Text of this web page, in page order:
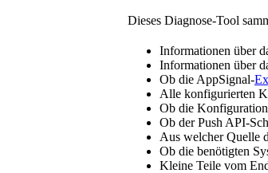
Dieses Diagnose-Tool
Informationen über
Informationen über
Ob die AppSignal-
Alle konfigurierten
Ob die
Ob der Push API-
Aus welcher Quelle
Ob die benötigten
Kleine Teile vom